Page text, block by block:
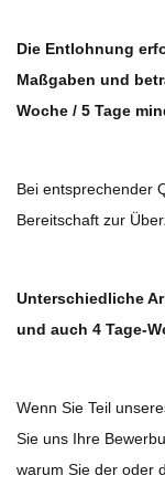
Die Entlohnung
Maßgaben und
Woche / 5 Tage
Bei entsprechender
Bereitschaft zur
Unterschiedliche
und auch 4 Tage-
Wenn Sie Teil
Sie uns Ihre
warum Sie der oder